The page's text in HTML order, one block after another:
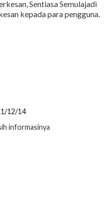
Sentiasa Semulajadi
kepada para pengguna.
12/14
informasinya